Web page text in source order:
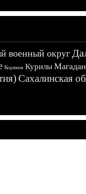
военный округ
Корякия Курилы Магадан
Сахалинская